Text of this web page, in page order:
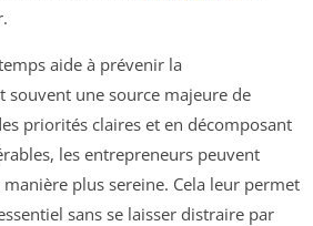
aide à prévenir la
souvent une source majeure de
priorités claires et en décomposant
les entrepreneurs peuvent
plus sereine. Cela leur permet
sans se laisser distraire par